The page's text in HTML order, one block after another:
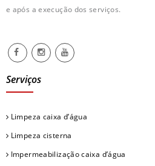
e após a execução dos serviços.
Serviços
Limpeza caixa d’água
Limpeza cisterna
Impermeabilização caixa d’água